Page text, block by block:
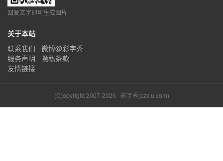
回复文字即可生成图片
关于本站
联系我们
微博@彩字秀
服务声明
隐私条款
友情链接
(C)opyright 2007-2026 彩字秀(czxiu.com)